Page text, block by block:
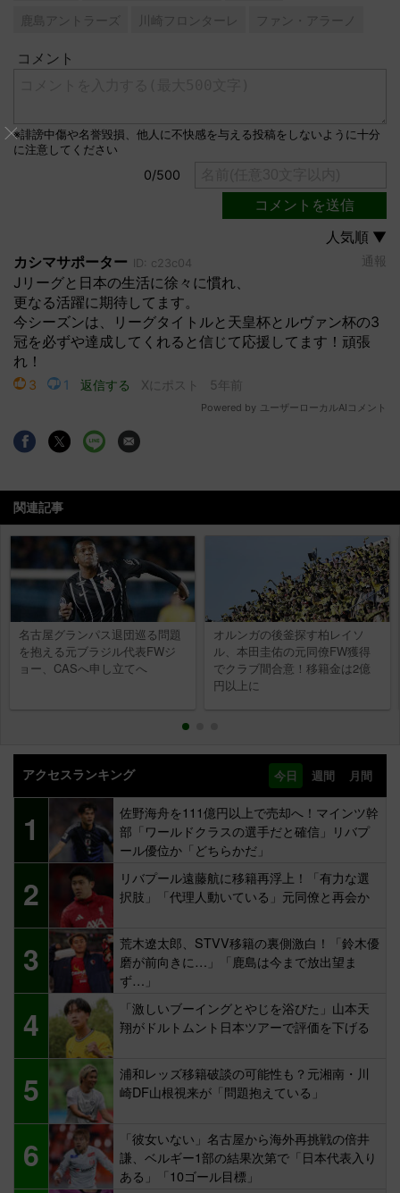
鹿島アントラーズ 川崎フロンターレ ファン・アラーノ
関連記事
名古屋グランパス退団巡る問題
を抱える元ブラジル代表FWジ
ョー、CASへ申し立てへ
オルンガの後釜探す柏レイソ
ル、本田圭佑の元同僚FW獲得
でクラブ間合意！移籍金は2億
円以上に
アクセスランキング 今日 週間 月間
1
佐野海舟を111億円以上で売却へ！マインツ幹
部「ワールドクラスの選手だと確信」リバプ
ール優位か「どちらかだ」
2
リバプール遠藤航に移籍再浮上！「有力な選
択肢」「代理人動いている」元同僚と再会か
3
荒木遼太郎、STVV移籍の裏側激白！「鈴木優
磨が前向きに…」「鹿島は今まで放出望ま
ず…」
4
「激しいブーイングとやじを浴びた」山本天
翔がドルトムント日本ツアーで評価を下げる
5
浦和レッズ移籍破談の可能性も？元湘南・川
崎DF山根視来が「問題抱えている」
6
「彼女いない」名古屋から海外再挑戦の倍井
謙、ベルギー1部の結果次第で「日本代表入り
ある」「10ゴール目標」